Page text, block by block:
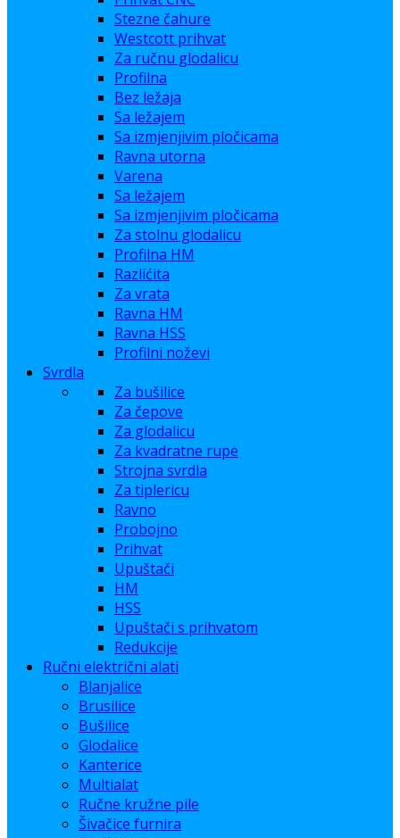
Stezne čahure
Westcott prihvat
Za ručnu glodalicu
Profilna
Bez ležaja
Sa ležajem
Sa izmjenjivim pločicama
Ravna utorna
Varena
Sa ležajem
Sa izmjenjivim pločicama
Za stolnu glodalicu
Profilna HM
Razlićita
Za vrata
Ravna HM
Ravna HSS
Profilni noževi
Svrdla
Za bušilice
Za čepove
Za glodalicu
Za kvadratne rupe
Strojna svrdla
Za tiplericu
Ravno
Probojno
Prihvat
Upuštači
HM
HSS
Upuštači s prihvatom
Redukcije
Ručni električni alati
Blanjalice
Brusilice
Bušilice
Glodalice
Kanterice
Multialat
Ručne kružne pile
Šivačice furnira